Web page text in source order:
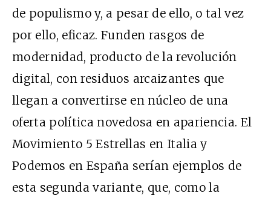
de populismo y, a pesar de ello, o tal vez
por ello, eficaz. Funden rasgos de
modernidad, producto de la revolución
digital, con residuos arcaizantes que
llegan a convertirse en núcleo de una
oferta política novedosa en apariencia. El
Movimiento 5 Estrellas en Italia y
Podemos en España serían ejemplos de
esta segunda variante, que, como la